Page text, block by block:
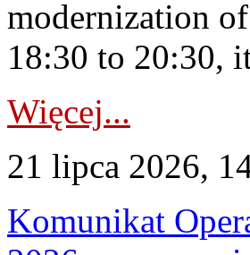
modernization
18:30 to 20:30,
Więcej...
21 lipca 2026,
Komunikat